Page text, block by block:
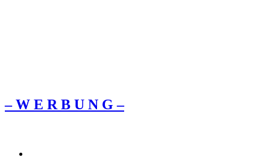
– W Ε R Β U Ν G –